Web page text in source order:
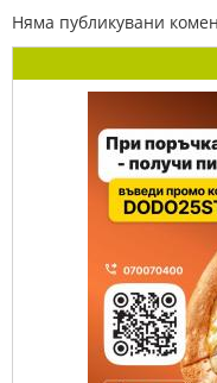
Няма публикувани